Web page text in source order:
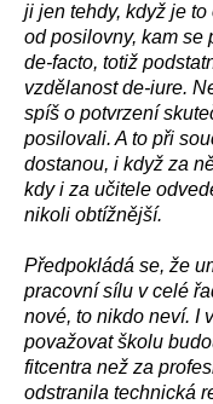
ji jen tehdy, když je
od posilovny, kam se
de-facto, totiž
vzdělanost de-iure.
spíš o potvrzení
posilovali. A to při
dostanou, i když za
kdy i za učitele
nikoli obtížnější.
Předpokládá se, že
pracovní sílu v celé
nové, to nikdo neví. I
považovat školu
fitcentra než za
odstranila technická